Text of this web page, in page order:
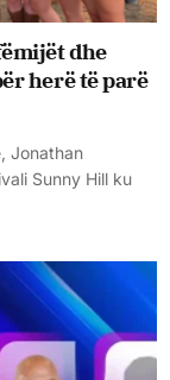
dhe
herë të parë
Jonathan
Sunny Hill ku